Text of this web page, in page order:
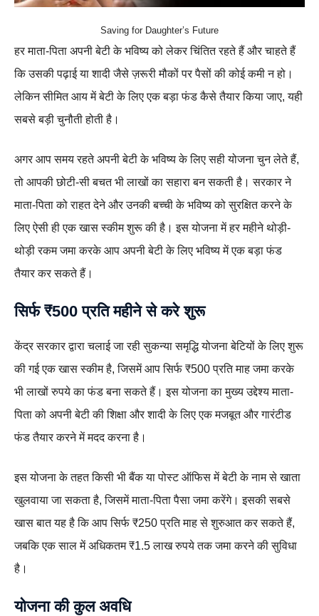
Saving for Daughter’s Future
हर माता-पिता अपनी बेटी के भविष्य को लेकर चिंतित रहते हैं और चाहते हैं
कि उसकी पढ़ाई या शादी जैसे ज़रूरी मौकों पर पैसों की कोई कमी न हो।
लेकिन सीमित आय में बेटी के लिए एक बड़ा फंड कैसे तैयार किया जाए, यही
सबसे बड़ी चुनौती होती है।
अगर आप समय रहते अपनी बेटी के भविष्य के लिए सही योजना चुन लेते हैं,
तो आपकी छोटी-सी बचत भी लाखों का सहारा बन सकती है। सरकार ने
माता-पिता को राहत देने और उनकी बच्ची के भविष्य को सुरक्षित करने के
लिए ऐसी ही एक खास स्कीम शुरू की है। इस योजना में हर महीने थोड़ी-
थोड़ी रकम जमा करके आप अपनी बेटी के लिए भविष्य में एक बड़ा फंड
तैयार कर सकते हैं।
सिर्फ ₹500 प्रति महीने से करे शुरू
केंद्र सरकार द्वारा चलाई जा रही सुकन्या समृद्धि योजना बेटियों के लिए शुरू
की गई एक खास स्कीम है, जिसमें आप सिर्फ ₹500 प्रति माह जमा करके
भी लाखों रुपये का फंड बना सकते हैं। इस योजना का मुख्य उद्देश्य माता-
पिता को अपनी बेटी की शिक्षा और शादी के लिए एक मजबूत और गारंटीड
फंड तैयार करने में मदद करना है।
इस योजना के तहत किसी भी बैंक या पोस्ट ऑफिस में बेटी के नाम से खाता
खुलवाया जा सकता है, जिसमें माता-पिता पैसा जमा करेंगे। इसकी सबसे
खास बात यह है कि आप सिर्फ ₹250 प्रति माह से शुरुआत कर सकते हैं,
जबकि एक साल में अधिकतम ₹1.5 लाख रुपये तक जमा करने की सुविधा
है।
योजना की कुल अवधि